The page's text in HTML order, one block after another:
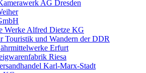
AG Dresden
Werke Alfred Dietze KG
Touristik und Wandern der DDR
Erfurt
Riesa
Karl-Marx-Stadt